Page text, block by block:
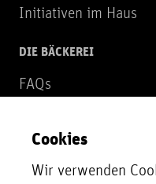
Initiativen im Haus
DIE BÄCKEREI
FAQs
NEWSLETTER
Zur Newsletter
Cookies
Wir verwenden